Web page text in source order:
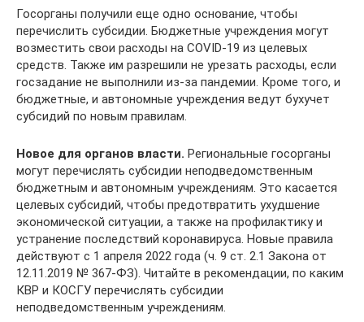
Госорганы получили еще одно основание, чтобы
перечислить субсидии. Бюджетные учреждения могут
возместить свои расходы на COVID-19 из целевых
средств. Также им разрешили не урезать расходы, если
госзадание не выполнили из-за пандемии. Кроме того, и
бюджетные, и автономные учреждения ведут бухучет
субсидий по новым правилам.
Новое для органов власти. Региональные госорганы
могут перечислять субсидии неподведомственным
бюджетным и автономным учреждениям. Это касается
целевых субсидий, чтобы предотвратить ухудшение
экономической ситуации, а также на профилактику и
устранение последствий коронавируса. Новые правила
действуют с 1 апреля 2022 года (ч. 9 ст. 2.1 Закона от
12.11.2019 № 367-ФЗ). Читайте в рекомендации, по каким
КВР и КОСГУ перечислять субсидии
неподведомственным учреждениям.